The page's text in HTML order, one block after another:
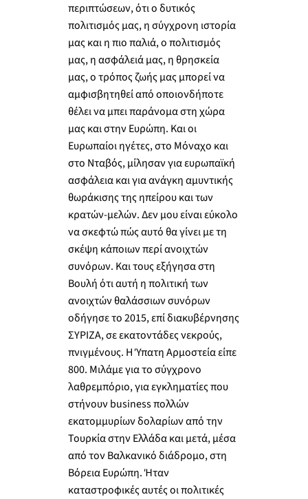
περιπτώσεων, ότι ο δυτικός
πολιτισμός μας, η σύγχρονη ιστορία
μας και η πιο παλιά, ο πολιτισμός
μας, η ασφάλειά μας, η θρησκεία
μας, ο τρόπος ζωής μας μπορεί να
αμφισβητηθεί από οποιονδήποτε
θέλει να μπει παράνομα στη χώρα
μας και στην Ευρώπη. Και οι
Ευρωπαίοι ηγέτες, στο Μόναχο και
στο Νταβός, μίλησαν για ευρωπαϊκή
ασφάλεια και για ανάγκη αμυντικής
θωράκισης της ηπείρου και των
κρατών-μελών. Δεν μου είναι εύκολο
να σκεφτώ πώς αυτό θα γίνει με τη
σκέψη κάποιων περί ανοιχτών
συνόρων. Και τους εξήγησα στη
Βουλή ότι αυτή η πολιτική των
ανοιχτών θαλάσσιων συνόρων
οδήγησε το 2015, επί διακυβέρνησης
ΣΥΡΙΖΑ, σε εκατοντάδες νεκρούς,
πνιγμένους. Η Ύπατη Αρμοστεία είπε
800. Μιλάμε για το σύγχρονο
λαθρεμπόριο, για εγκληματίες που
στήνουν business πολλών
εκατομμυρίων δολαρίων από την
Τουρκία στην Ελλάδα και μετά, μέσα
από τον Βαλκανικό διάδρομο, στη
Βόρεια Ευρώπη. Ήταν
καταστροφικές αυτές οι πολιτικές